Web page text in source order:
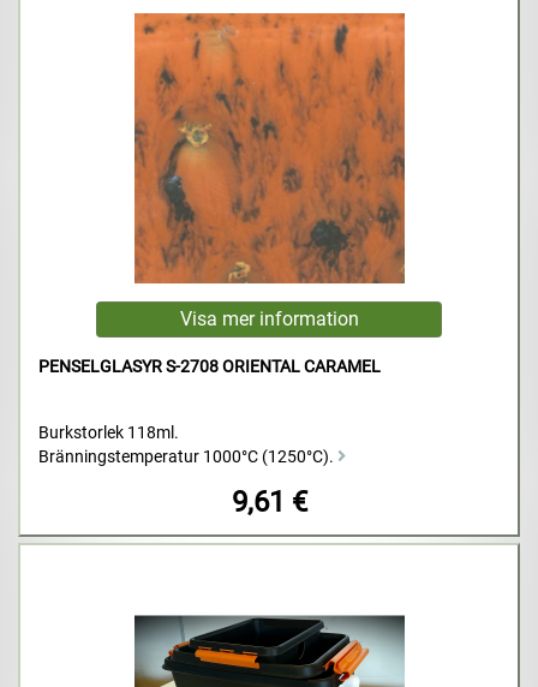
PENSELGLASYR S-2708 ORIENTAL CARAMEL
Burkstorlek 118ml.
Bränningstemperatur 1000°C (1250°C).
9,61 €